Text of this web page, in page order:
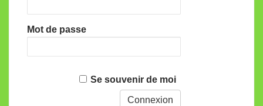
Mot de passe
Se souvenir de moi